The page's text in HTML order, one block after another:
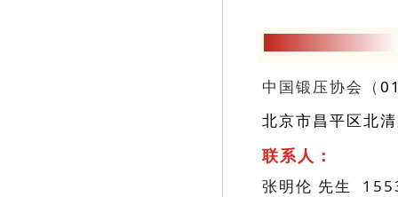
中国锻压协会（
北京市昌平区北
联系人：
张明伦 先生